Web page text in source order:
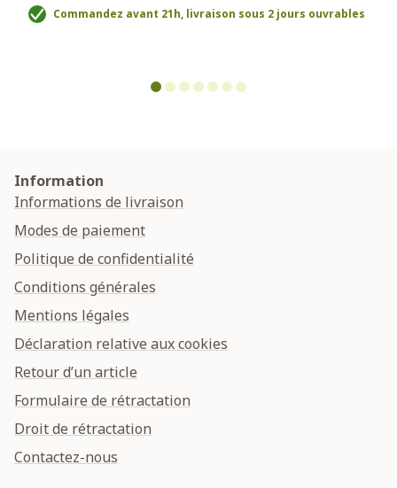
Commandez avant 21h, livraison sous 2 jours ouvrables
Information
Informations de livraison
Modes de paiement
Politique de confidentialité
Conditions générales
Mentions légales
Déclaration relative aux cookies
Retour d’un article
Formulaire de rétractation
Droit de rétractation
Contactez-nous